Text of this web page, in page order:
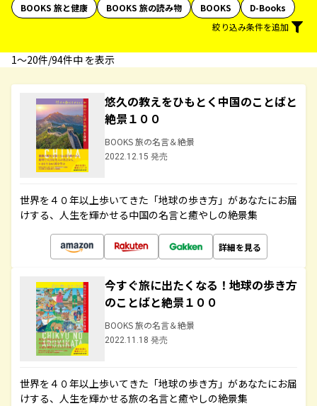
BOOKS 旅と健康
BOOKS 旅の読み物 BOOKS
D-Books
絞り込み条件を追加
1〜20件/94件中 を表示
悠久の教えをひもとく中国のことばと
絶景１００
BOOKS 旅の名言＆絶景
2022.12.15 発売
世界を４０年以上歩いてきた「地球の歩き方」があなたにお届
けする、人生を輝かせる中国の名言と癒やしの絶景集
詳細を見る
今すぐ旅に出たくなる！地球の歩き方
のことばと絶景１００
BOOKS 旅の名言＆絶景
2022.11.18 発売
世界を４０年以上歩いてきた「地球の歩き方」があなたにお届
けする、人生を輝かせる旅の名言と癒やしの絶景集